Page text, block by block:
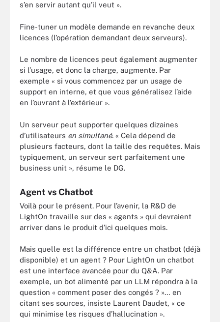
s’en servir autant qu’il veut ».
Fine-tuner un modèle demande en revanche deux
licences (l’opération demandant deux serveurs).
Le nombre de licences peut également augmenter
si l’usage, et donc la charge, augmente. Par
exemple « si vous commencez par un usage de
support en interne, et que vous généralisez l’aide
en l’ouvrant à l’extérieur ».
Un serveur peut supporter quelques dizaines
d’utilisateurs en simultané. « Cela dépend de
plusieurs facteurs, dont la taille des requêtes. Mais
typiquement, un serveur sert parfaitement une
business unit », résume le DG.
Agent vs Chatbot
Voilà pour le présent. Pour l’avenir, la R&D de
LightOn travaille sur des « agents » qui devraient
arriver dans le produit d’ici quelques mois.
Mais quelle est la différence entre un chatbot (déjà
disponible) et un agent ? Pour LightOn un chatbot
est une interface avancée pour du Q&A. Par
exemple, un bot alimenté par un LLM répondra à la
question « comment poser des congés ? »… en
citant ses sources, insiste Laurent Daudet, « ce
qui minimise les risques d’hallucination ».